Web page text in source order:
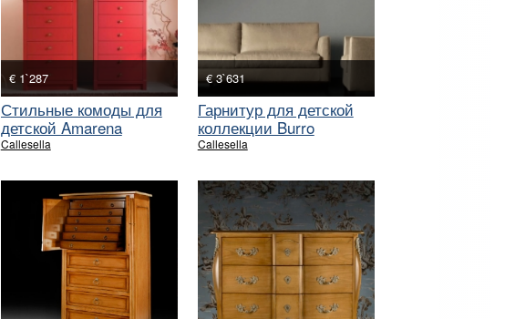
€ 1`287
Стильные комоды для
детской Amarena
Callesella
€ 3`631
Гарнитур для детской
коллекции Burro
Callesella